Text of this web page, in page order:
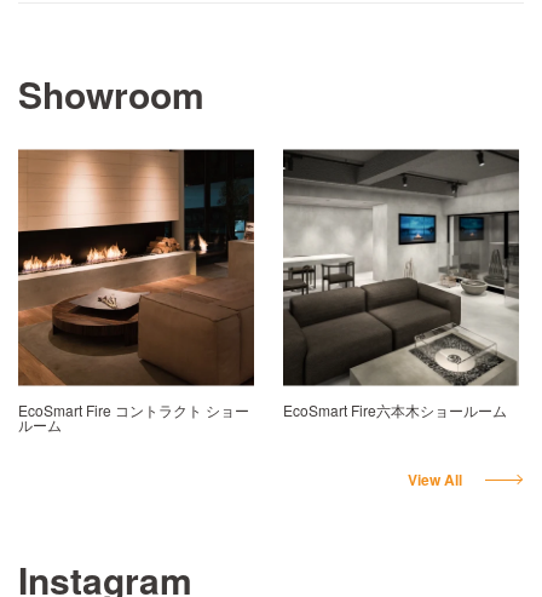
Showroom
EcoSmart Fire コントラクト ショー
ルーム
EcoSmart Fire六本木ショールーム
View All
Instagram